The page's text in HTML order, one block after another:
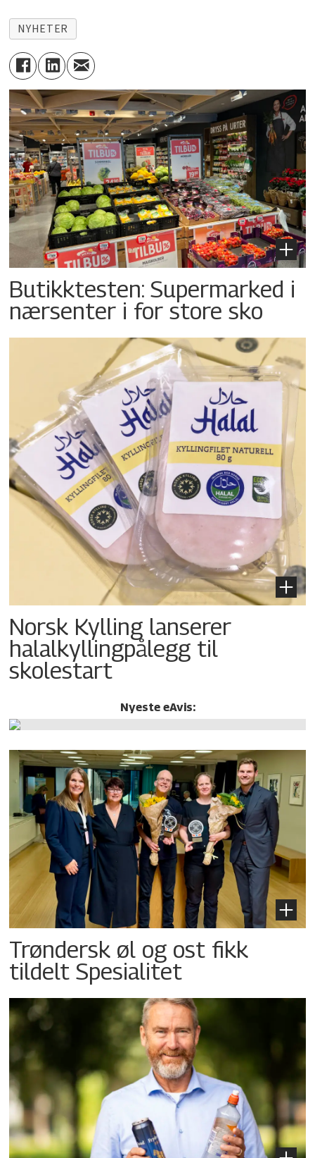
NYHETER
Butikktesten: Supermarked i
nærsenter i for store sko
Norsk Kylling lanserer
halalkylling­pålegg til
skolestart
Nyeste eAvis:
Trøndersk øl og ost fikk
tildelt Spesialitet